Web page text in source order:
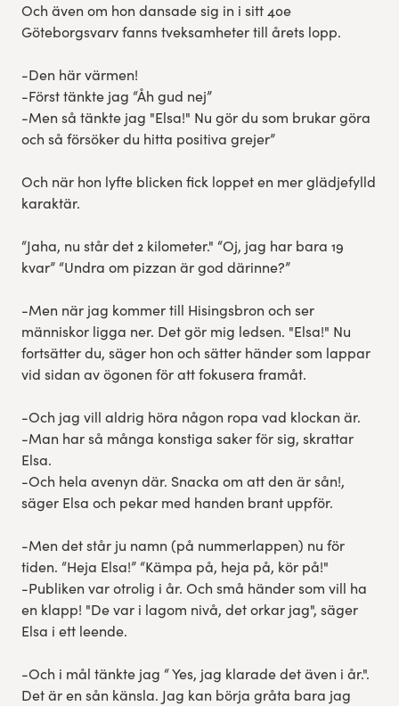
Och även om hon dansade sig in i sitt 40e
Göteborgsvarv fanns tveksamheter till årets lopp.
-Den här värmen!
-Först tänkte jag “Åh gud nej”
-Men så tänkte jag "Elsa!" Nu gör du som brukar göra
och så försöker du hitta positiva grejer”
Och när hon lyfte blicken fick loppet en mer glädjefylld
karaktär.
“Jaha, nu står det 2 kilometer." “Oj, jag har bara 19
kvar” “Undra om pizzan är god därinne?”
-Men när jag kommer till Hisingsbron och ser
människor ligga ner. Det gör mig ledsen. "Elsa!" Nu
fortsätter du, säger hon och sätter händer som lappar
vid sidan av ögonen för att fokusera framåt.
-Och jag vill aldrig höra någon ropa vad klockan är.
-Man har så många konstiga saker för sig, skrattar
Elsa.
-Och hela avenyn där. Snacka om att den är sån!,
säger Elsa och pekar med handen brant uppför.
-Men det står ju namn (på nummerlappen) nu för
tiden. “Heja Elsa!” “Kämpa på, heja på, kör på!"
-Publiken var otrolig i år. Och små händer som vill ha
en klapp! "De var i lagom nivå, det orkar jag", säger
Elsa i ett leende.
-Och i mål tänkte jag “ Yes, jag klarade det även i år.".
Det är en sån känsla. Jag kan börja gråta bara jag